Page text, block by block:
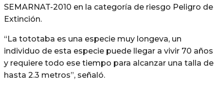
SEMARNAT-2010 en la categoría de riesgo Peligro de
Extinción.
“La tototaba es una especie muy longeva, un
individuo de esta especie puede llegar a vivir 70 años
y requiere todo ese tiempo para alcanzar una talla de
hasta 2.3 metros”, señaló.